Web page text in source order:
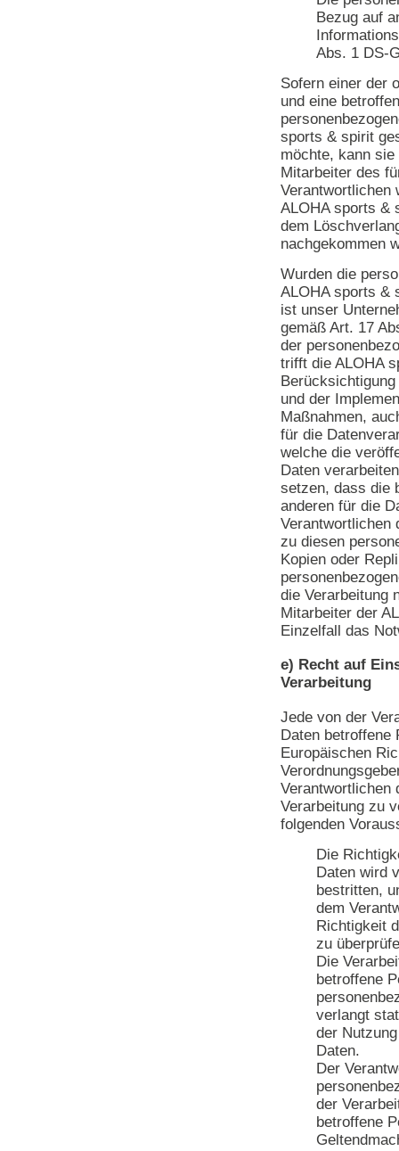
Bezug auf
Abs. 1 DS-
Sofern einer der
und eine
sports & spirit
möchte, kann
Mitarbeiter des
Verantwortlichen
ALOHA sports &
dem
nachgekommen
Wurden die
ALOHA sports &
ist unser
gemäß Art. 17
der
trifft die ALOHA
und der
Maßnahmen,
für die
welche die
Daten
setzen, dass die
anderen für die
Verantwortlichen
zu diesen
Kopien oder
die Verarbeitung
Mitarbeiter der
Einzelfall das
e) Recht auf
Verarbeitung
Jede von der
Daten betroffene
Europäischen
Verantwortlichen
Verarbeitung zu
folgenden
Die
Daten wird
bestritten,
dem
Richtigkeit
zu
Die
betroffene
verlangt
der
Daten.
Der
der
betroffene